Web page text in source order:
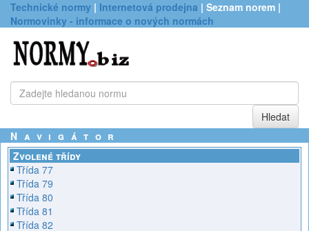
Technické normy | Internetová prodejna | Seznam norem |
Normovinky - informace o nových normách
Navigátor
Zvolené třídy
Třída 77
Třída 79
Třída 80
Třída 81
Třída 82